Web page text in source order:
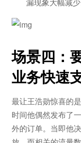
场景四：
业务快速
最让王浩勋惊喜的
时间他偶然发布了
外的订单。当即他